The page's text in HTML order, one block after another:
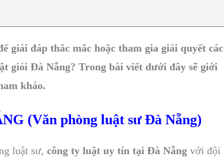
giải đáp thắc mắc hoặc tham gia giải quyết các
giỏi Đà Nẵng? Trong bài viết dưới đây sẽ giới
khảo.
(Văn phòng luật sư Đà Nẵng)
luật sư, công ty luật uy tín tại Đà Nẵngvới đội